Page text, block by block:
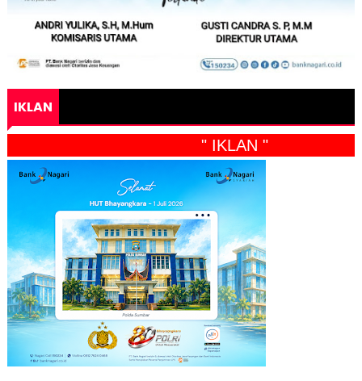
IKLAN
" IKLAN "